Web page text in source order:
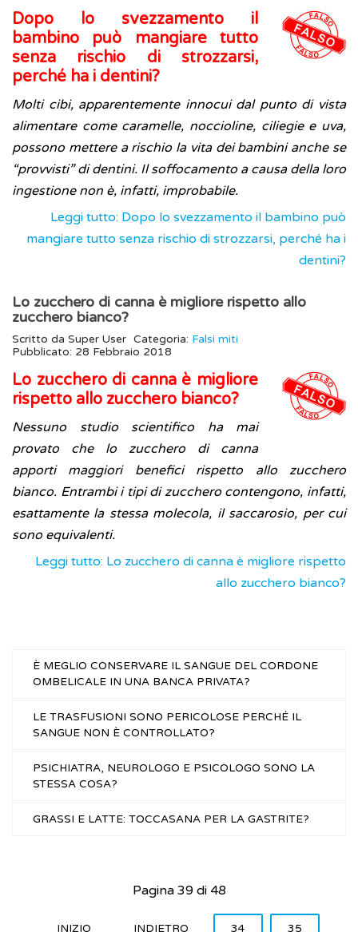
Dopo lo svezzamento il
bambino può mangiare tutto
senza rischio di strozzarsi,
perché ha i dentini?
Molti cibi, apparentemente innocui dal punto di vista
alimentare come caramelle, noccioline, ciliegie e uva,
possono mettere a rischio la vita dei bambini anche se
“provvisti” di dentini. Il soffocamento a causa della loro
ingestione non è, infatti, improbabile.
Leggi tutto: Dopo lo svezzamento il bambino può
mangiare tutto senza rischio di strozzarsi, perché ha i
dentini?
Lo zucchero di canna è migliore rispetto allo
zucchero bianco?
Scritto da Super User Categoria: Falsi miti
Pubblicato: 28 Febbraio 2018
Lo zucchero di canna è migliore
rispetto allo zucchero bianco?
Nessuno studio scientifico ha mai
provato che lo zucchero di canna
apporti maggiori benefici rispetto allo zucchero
bianco. Entrambi i tipi di zucchero contengono, infatti,
esattamente la stessa molecola, il saccarosio, per cui
sono equivalenti.
Leggi tutto: Lo zucchero di canna è migliore rispetto
allo zucchero bianco?
È MEGLIO CONSERVARE IL SANGUE DEL CORDONE
OMBELICALE IN UNA BANCA PRIVATA?
LE TRASFUSIONI SONO PERICOLOSE PERCHÉ IL
SANGUE NON È CONTROLLATO?
PSICHIATRA, NEUROLOGO E PSICOLOGO SONO LA
STESSA COSA?
GRASSI E LATTE: TOCCASANA PER LA GASTRITE?
Pagina 39 di 48
INIZIO INDIETRO 34 35